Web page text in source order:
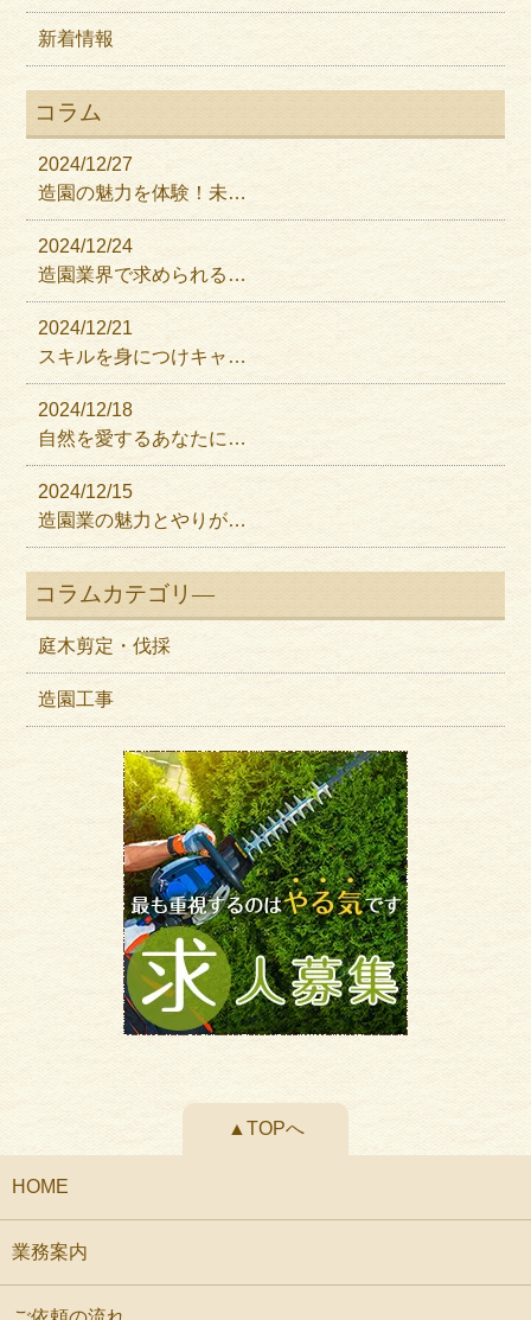
新着情報
コラム
2024/12/27
造園の魅力を体験！未…
2024/12/24
造園業界で求められる…
2024/12/21
スキルを身につけキャ…
2024/12/18
自然を愛するあなたに…
2024/12/15
造園業の魅力とやりが…
コラムカテゴリ―
庭木剪定・伐採
造園工事
▲TOPへ
HOME
業務案内